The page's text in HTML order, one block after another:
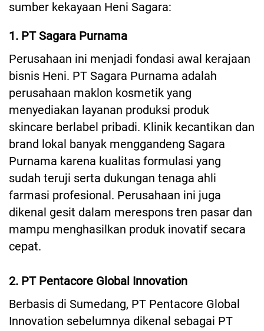
sumber kekayaan Heni Sagara:
1. PT Sagara Purnama
Perusahaan ini menjadi fondasi awal kerajaan
bisnis Heni. PT Sagara Purnama adalah
perusahaan maklon kosmetik yang
menyediakan layanan produksi produk
skincare berlabel pribadi. Klinik kecantikan dan
brand lokal banyak menggandeng Sagara
Purnama karena kualitas formulasi yang
sudah teruji serta dukungan tenaga ahli
farmasi profesional. Perusahaan ini juga
dikenal gesit dalam merespons tren pasar dan
mampu menghasilkan produk inovatif secara
cepat.
2. PT Pentacore Global Innovation
Berbasis di Sumedang, PT Pentacore Global
Innovation sebelumnya dikenal sebagai PT